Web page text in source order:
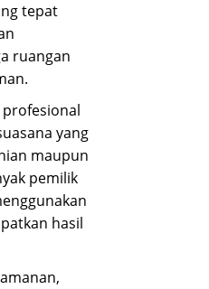
tepat
ruangan
yang
maupun
pemilik
hasil